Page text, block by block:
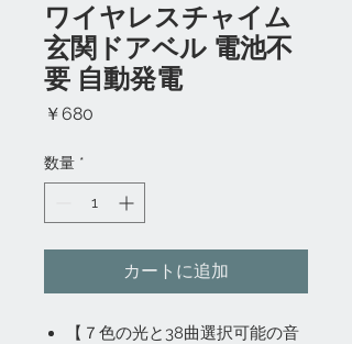
ワイヤレスチャイム
玄関ドアベル 電池不
要 自動発電
￥680
数量 *
カートに追加
【７色の光と38曲選択可能の音